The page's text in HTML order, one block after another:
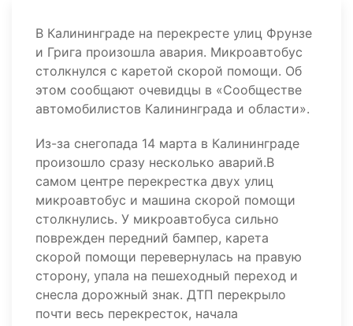
В Калининграде на перекресте улиц Фрунзе
и Грига произошла авария. Микроавтобус
столкнулся с каретой скорой помощи. Об
этом сообщают очевидцы в «Сообществе
автомобилистов Калининграда и области».
Из-за снегопада 14 марта в Калининграде
произошло сразу несколько аварий.В
самом центре перекрестка двух улиц
микроавтобус и машина скорой помощи
столкнулись. У микроавтобуса сильно
поврежден передний бампер, карета
скорой помощи перевернулась на правую
сторону, упала на пешеходный переход и
снесла дорожный знак. ДТП перекрыло
почти весь перекресток, начала